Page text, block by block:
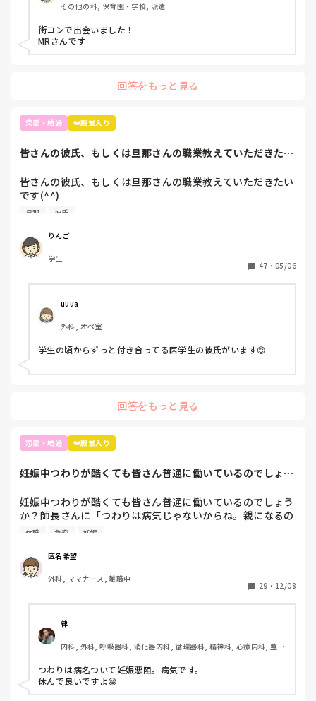
その他の科, 保育園・学校, 派遣
街コンで出会いました！
MRさんです
回答をもっと見る
恋愛・結婚 👑殿堂入り
皆さんの彼氏、もしくは旦那さんの職業教えていただきたい
皆さんの彼氏、もしくは旦那さんの職業教えていただきたい
です(^^)
旦那 彼氏
りんご
学生
47 ・ 05/06
uuua
外科, オペ室
学生の頃からずっと付き合ってる医学生の彼氏がいます😌
回答をもっと見る
恋愛・結婚 👑殿堂入り
妊娠中つわりが酷くても皆さん普通に働いているのでしょう
妊娠中つわりが酷くても皆さん普通に働いているのでしょう
か？師長さんに「つわりは病気じゃないからね。親になるの
はそう簡単じゃないのよ。みんな辛いのを乗り越えてるんだ
でしょ」と言われました。体調的に本当にしんどいです。患
者の心配している余裕がなく、急変したらと不安です。結構
ナイーブになっているのかすぐ涙が出ます。妊娠初期はみん
自分が甘いだけなんですか。
休職 急変 妊娠
匿名希望
外科, ママナース, 離職中
29 ・ 12/08
律
内科, 外科, 呼吸器科, 消化器内科, 循環器科, 精神科, 心療内科, 整形
内科, 脳神経外科, 消化器外科, 慢性期, 終末期
つわりは病名ついて妊娠悪阻。病気です。
休んで良いですよ😁